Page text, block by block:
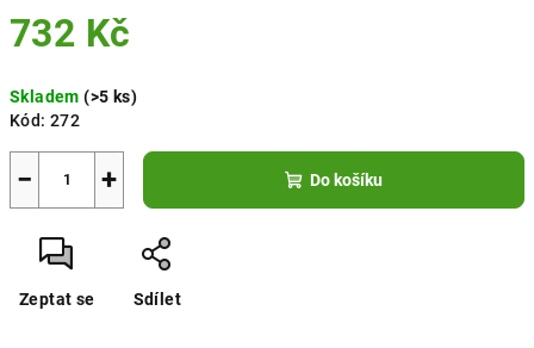
732 Kč
cena:
Skladem(>5 ks)
Kód: 272
+
− Do košíku
Zeptat se Sdílet